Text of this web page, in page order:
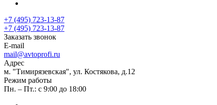
+7 (495) 723-13-87
+7 (495) 723-13-87
Заказать звонок
E-mail
mail@avtoprofi.ru
Адрес
м. "Тимирязевская", ул. Костякова, д.12
Режим работы
Пн. – Пт.: с 9:00 до 18:00